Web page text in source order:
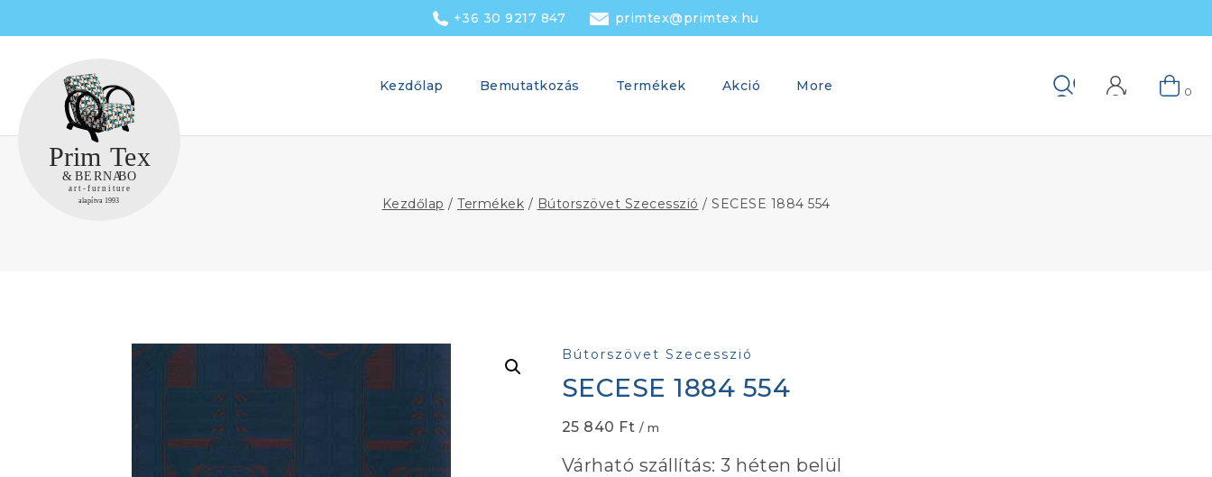
to
+36 30 9217 847 primtex@primtex.hu
Kezdőlap Bemutatkozás Termékek Akció More 0
Kezdőlap / Termékek / Bútorszövet Szecesszió / SECESE 1884 554
Bútorszövet Szecesszió
SECESE 1884 554
25 840 Ft / m
Várható szállítás: 3 héten belül